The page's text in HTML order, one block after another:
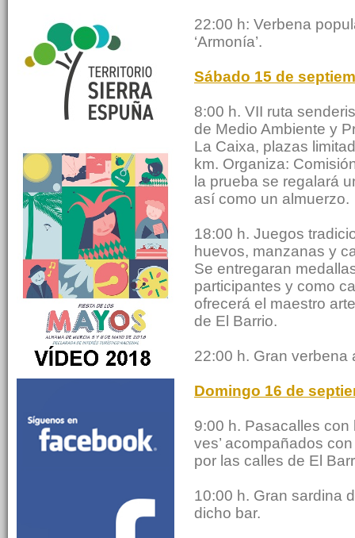
22:00 h: Verbena
‘Armonía’.
Sábado 15 de
8:00 h. VII ruta
de Medio Ambiente y
La Caixa, plazas
km. Organiza:
la prueba se regalará
así como un almuerzo.
18:00 h. Juegos
huevos, manzanas y
Se entregaran
participantes y como
ofrecerá el maestro
de El Barrio.
22:00 h. Gran verbena
Domingo 16 de
9:00 h. Pasacalles con
ves’ acompañados
por las calles de El
10:00 h. Gran sardina
dicho bar.